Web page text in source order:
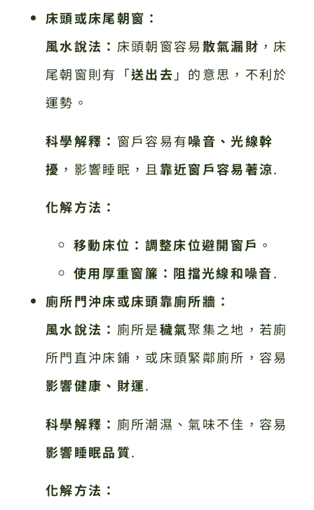
床頭或床尾朝窗：
風水說法： 床頭朝窗容易散氣漏財 ，床
尾朝窗則有「送出去 」的意思，不利於
運勢。
科學解釋： 窗戶容易有噪音、光線幹
擾 ，影響睡眠，且 靠近窗戶容易著涼.
化解方法：
移動床位： 調整床位避開窗戶 。
使用厚重窗簾： 阻擋光線和噪音.
廁所門沖床或床頭靠廁所牆：
風水說法： 廁所是穢氣聚集之地，若廁
所門直沖床鋪，或床頭緊鄰廁所，容易
影響健康、財運.
科學解釋： 廁所潮濕、氣味不佳，容易
影響睡眠品質.
化解方法：